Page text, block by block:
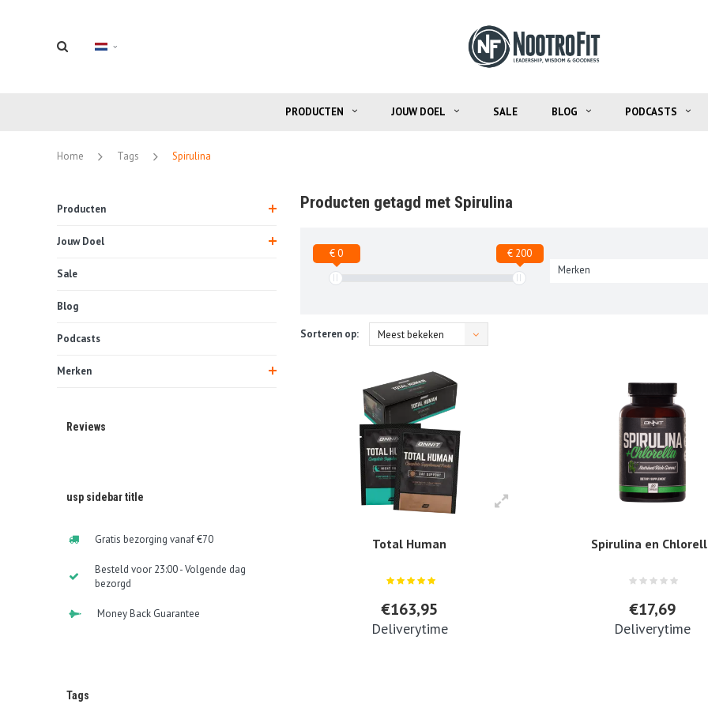
PRODUCTEN JOUW DOEL SALE BLOG PODCASTS
Home Tags Spirulina
Producten
Jouw Doel
Sale
Blog
Podcasts
Merken
Reviews
usp sidebar title
Gratis bezorging vanaf €70
Besteld voor 23:00 - Volgende dag
bezorgd
Money Back Guarantee
Tags
Producten getagd met Spirulina
€ 0
€ 200
Merken
Sorteren op: Meest bekeken
Total Human
€163,95
Deliverytime
Spirulina en
€17,69
Deliverytime